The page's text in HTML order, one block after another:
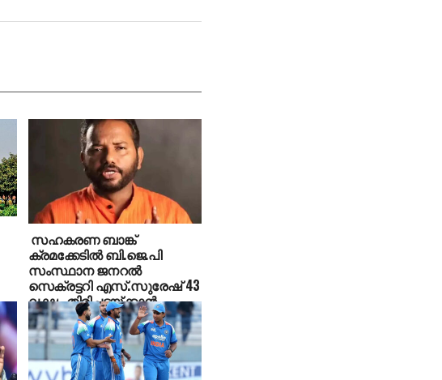
സഹകരണ ബാങ്ക്
ക്രമക്കേടില്‍ ബി.ജെ.പി
സംസ്ഥാന ജനറല്‍
സെക്രട്ടറി എസ്.സുരേഷ് 43
ലക്ഷം തിരിച്ചടയ്ക്കാന്‍
ഉത്തരവ്